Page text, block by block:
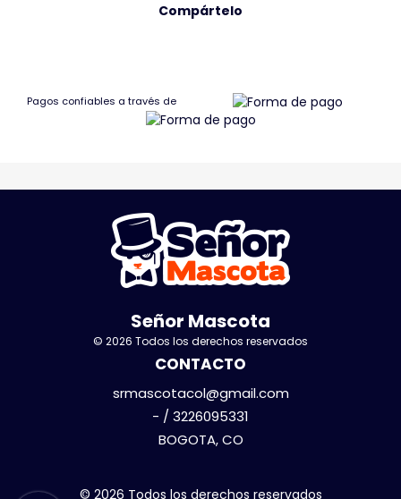
Compártelo
Pagos confiables a través de
Señor Mascota
© 2026 Todos los derechos reservados
CONTACTO
srmascotacol@gmail.com
- / 3226095331
BOGOTA, CO
© 2026 Todos los derechos reservados